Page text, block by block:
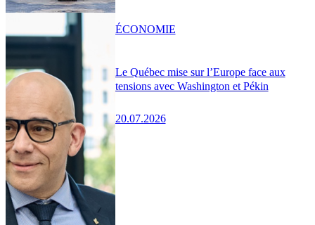
Le Québec mise sur l’Europe face aux
tensions avec Washington et Pékin
20.07.2026
ÉCONOMIE